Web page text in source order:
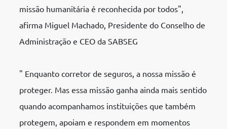
missão humanitária é reconhecida por todos",
afirma Miguel Machado, Presidente do Conselho de
Administração e CEO da SABSEG
" Enquanto corretor de seguros, a nossa missão é
proteger. Mas essa missão ganha ainda mais sentido
quando acompanhamos instituições que também
protegem, apoiam e respondem em momentos